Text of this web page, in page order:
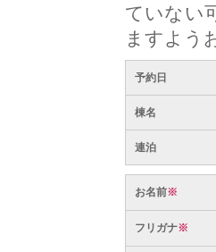
ていない
ますよう
予約日
棟名
連泊
お名前※
フリガナ※